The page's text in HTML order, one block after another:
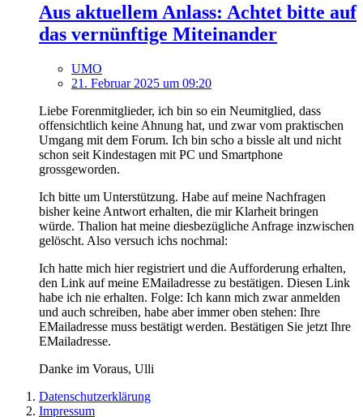
Aus aktuellem Anlass: Achtet bitte auf
das vernünftige Miteinander
UMO
21. Februar 2025 um 09:20
Liebe Forenmitglieder, ich bin so ein Neumitglied, dass
offensichtlich keine Ahnung hat, und zwar vom praktischen
Umgang mit dem Forum. Ich bin scho a bissle alt und nicht
schon seit Kindestagen mit PC und Smartphone
grossgeworden.
Ich bitte um Unterstützung. Habe auf meine Nachfragen
bisher keine Antwort erhalten, die mir Klarheit bringen
würde. Thalion hat meine diesbezügliche Anfrage inzwischen
gelöscht. Also versuch ichs nochmal:
Ich hatte mich hier registriert und die Aufforderung erhalten,
den Link auf meine EMailadresse zu bestätigen. Diesen Link
habe ich nie erhalten. Folge: Ich kann mich zwar anmelden
und auch schreiben, habe aber immer oben stehen: Ihre
EMailadresse muss bestätigt werden. Bestätigen Sie jetzt Ihre
EMailadresse.
Danke im Voraus, Ulli
Datenschutzerklärung
Impressum